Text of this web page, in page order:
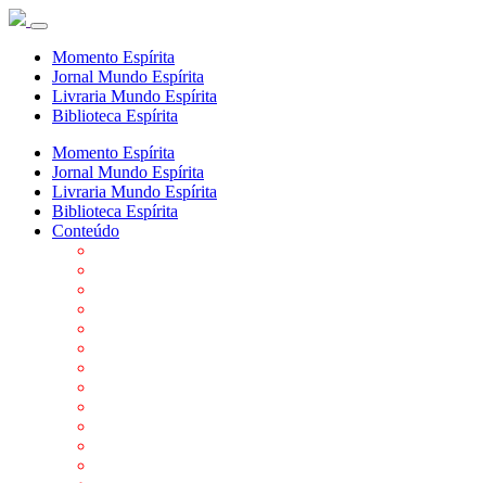
Momento Espírita
Jornal Mundo Espírita
Livraria Mundo Espírita
Biblioteca Espírita
Momento Espírita
Jornal Mundo Espírita
Livraria Mundo Espírita
Biblioteca Espírita
Conteúdo